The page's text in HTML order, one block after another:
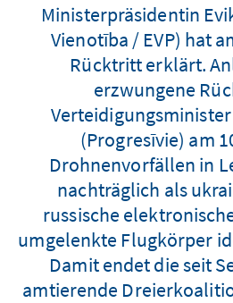
Ministerpräsidentin
Vienotība / EVP) hat
Rücktritt erklärt.
erzwungene
(Progresīvie) am
Drohnenvorfällen in
nachträglich als
russische
umgelenkte Flugkörper
Damit endet die seit
amtierende